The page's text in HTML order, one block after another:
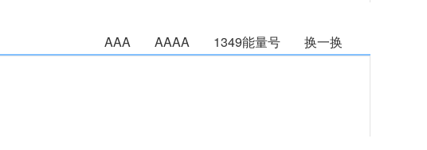
换一换
1349能量号
AAAA
AAA